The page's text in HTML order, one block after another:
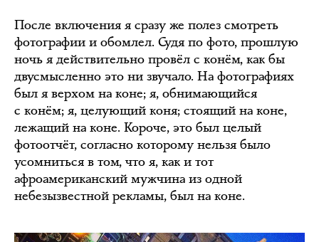
После включения я сразу же полез смотреть
фотографии и обомлел. Судя по фото, прошлую
ночь я действительно провёл с конём, как бы
двусмысленно это ни звучало. На фотографиях
был я верхом на коне; я, обнимающийся
с конём; я, целующий коня; стоящий на коне,
лежащий на коне. Короче, это был целый
фотоотчёт, согласно которому нельзя было
усомниться в том, что я, как и тот
афроамериканский мужчина из одной
небезызвестной рекламы, был на коне.